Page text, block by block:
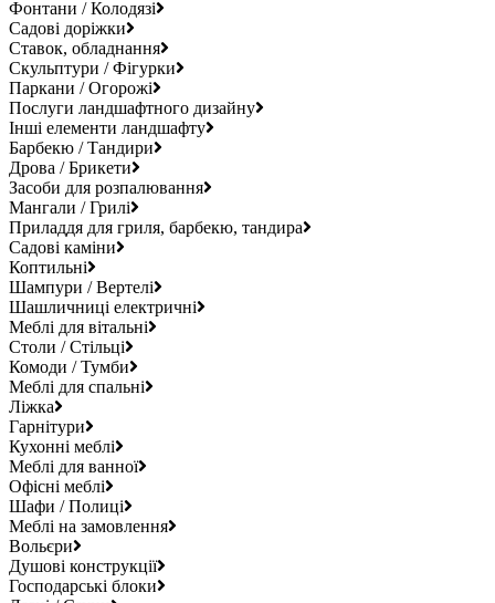
Фонтани / Колодязі
Садові доріжки
Ставок, обладнання
Скульптури / Фігурки
Паркани / Огорожі
Послуги ландшафтного дизайну
Інші елементи ландшафту
Барбекю / Тандири
Дрова / Брикети
Засоби для розпалювання
Мангали / Грилі
Приладдя для гриля, барбекю, тандира
Садові каміни
Коптильні
Шампури / Вертелі
Шашличниці електричні
Меблі для вітальні
Столи / Стільці
Комоди / Тумби
Меблі для спальні
Ліжка
Гарнітури
Кухонні меблі
Меблі для ванної
Офісні меблі
Шафи / Полиці
Меблі на замовлення
Вольєри
Душові конструкції
Господарські блоки